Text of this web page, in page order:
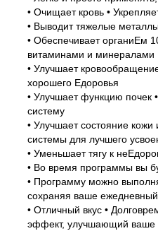
• Очищает кровь •
• Выводит тяжелые
• Обеспечивает органиЕм
витаминами и минералами
• Улучшает
хорошего Едоровья
• Улучшает функцию почек
систему
• Улучшает состояние
системы для лучшего
• Уменьшает тягу к
• Во время программы вы
• Программу можно
сохраняя ваше
• Отличный вкус •
эффект, улучшающий ваше